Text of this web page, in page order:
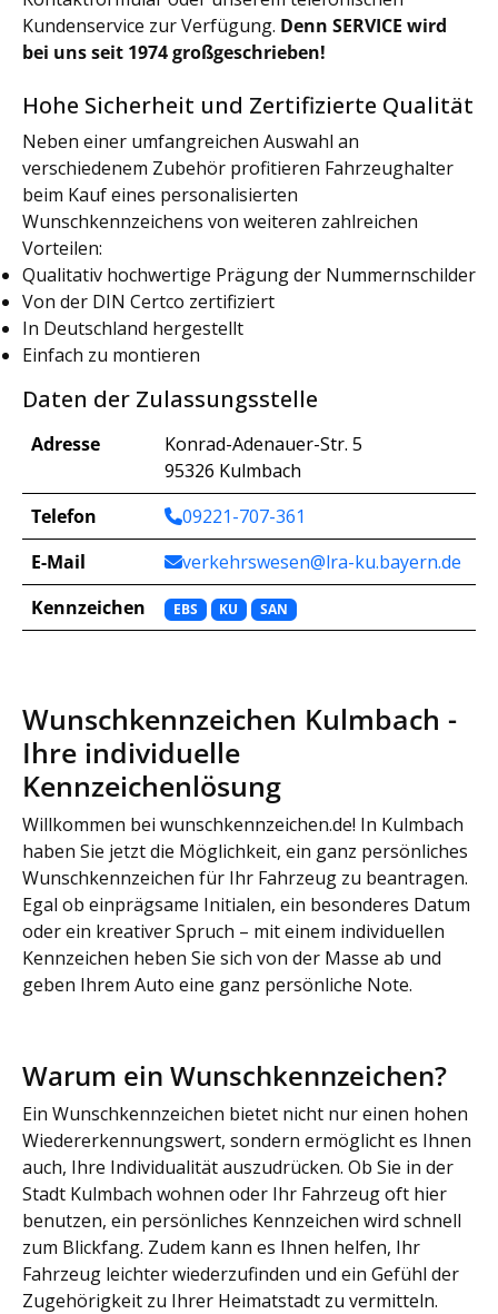
Kundenservice zur Verfügung. Denn SERVICE wird
bei uns seit 1974 großgeschrieben!
Hohe Sicherheit und Zertifizierte Qualität
Neben einer umfangreichen Auswahl an
verschiedenem Zubehör profitieren Fahrzeughalter
beim Kauf eines personalisierten
Wunschkennzeichens von weiteren zahlreichen
Vorteilen:
Qualitativ hochwertige Prägung der Nummernschilder
Von der DIN Certco zertifiziert
In Deutschland hergestellt
Einfach zu montieren
Daten der Zulassungsstelle
Adresse
Konrad-Adenauer-Str. 5
95326 Kulmbach
Telefon
09221-707-361
E-Mail
verkehrswesen@lra-ku.bayern.de
Kennzeichen
EBS KU SAN
Wunschkennzeichen Kulmbach -
Ihre individuelle
Kennzeichenlösung
Willkommen bei wunschkennzeichen.de! In Kulmbach
haben Sie jetzt die Möglichkeit, ein ganz persönliches
Wunschkennzeichen für Ihr Fahrzeug zu beantragen.
Egal ob einprägsame Initialen, ein besonderes Datum
oder ein kreativer Spruch – mit einem individuellen
Kennzeichen heben Sie sich von der Masse ab und
geben Ihrem Auto eine ganz persönliche Note.
Warum ein Wunschkennzeichen?
Ein Wunschkennzeichen bietet nicht nur einen hohen
Wiedererkennungswert, sondern ermöglicht es Ihnen
auch, Ihre Individualität auszudrücken. Ob Sie in der
Stadt Kulmbach wohnen oder Ihr Fahrzeug oft hier
benutzen, ein persönliches Kennzeichen wird schnell
zum Blickfang. Zudem kann es Ihnen helfen, Ihr
Fahrzeug leichter wiederzufinden und ein Gefühl der
Zugehörigkeit zu Ihrer Heimatstadt zu vermitteln.